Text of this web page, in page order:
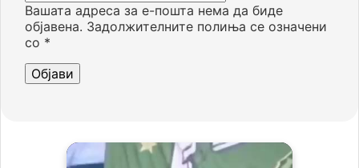
Вашата адреса за е-пошта нема да биде
објавена. Задолжителните полиња се означени
со *